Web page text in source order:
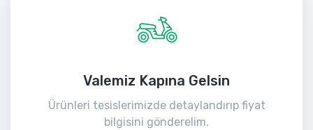
Valemiz Kapına Gelsin
Ürünleri tesislerimizde detaylandırıp fiyat
bilgisini gönderelim.